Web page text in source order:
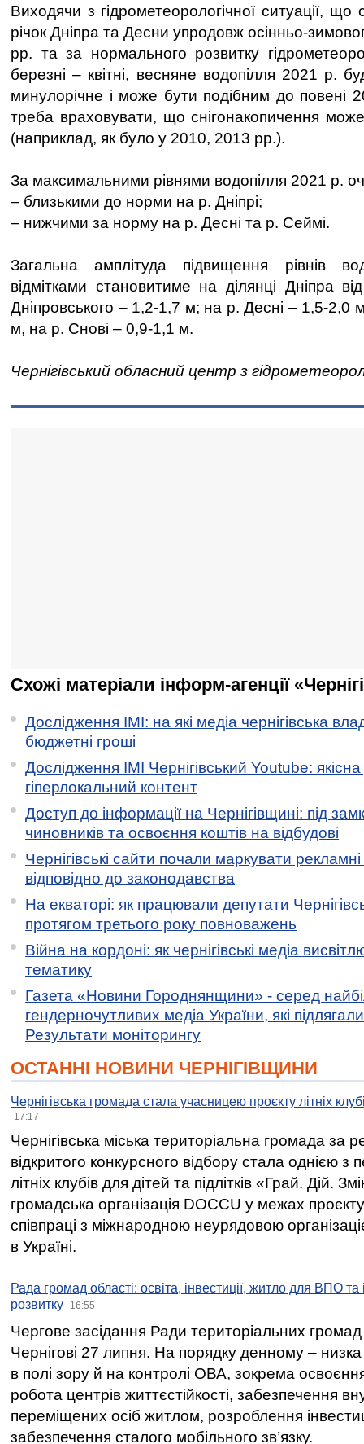
Виходячи з гідрометеорологічної ситуації,
річок Дніпра та Десни упродовж осінньо-
рр. та за нормального розвитку
березні – квітні, весняне водопілля 2021 р.
минулорічне і може бути подібним до повені
треба враховувати, що снігонакопичення
(наприклад, як було у 2010, 2013 рр.).
За максимальними рівнями водопілля 2021 р.
– близькими до норми на р. Дніпрі;
– нижчими за норму на р. Десні та р. Сеймі.
Загальна амплітуда підвищення рівнів
відмітками становитиме на ділянці Дніпра
Дніпровського – 1,2-1,7 м; на р. Десні – 1,5-2,0
м, на р. Снові – 0,9-1,1 м.
Чернігівський обласний центр з
Схожі матеріали інформ-агенції
Дослідження ІМІ: на які медіа чернігівська
бюджетні гроші
Дослідження ІМІ Чернігівський Youtube:
гіперлокальний контент
Доступ до інформації на Чернігівщині: під
чиновників та освоєння коштів на відбудові
Чернігівські сайти почали маркувати
відповідно до законодавства
На екваторі: як працювали депутати
протягом третього року повноважень
Війна на кордоні: як чернігівські медіа
тематику
Газета «Новини Городнянщини» - серед
гендерночутливих медіа України, які
Результати моніторингу
ОСТАННІ НОВИНИ ЧЕРНІГІВЩИНИ
Чернігівська громада стала учасницею проєкту літніх
17:17
Чернігівська міська територіальна громада за
відкритого конкурсного відбору стала однією
літніх клубів для дітей та підлітків «Грай. Дій.
громадська організація DOCCU у межах
співпраці з міжнародною неурядовою
в Україні.
Рада громад області: освіта, інвестиції, житло для ВПО
розвитку
16:55
Чергове засідання Ради територіальних громад
Чернігові 27 липня. На порядку денному –
в полі зору й на контролі ОВА, зокрема освоєння
робота центрів життєстійкості, забезпечення
переміщених осіб житлом, розроблення
забезпечення сталого мобільного зв’язку.